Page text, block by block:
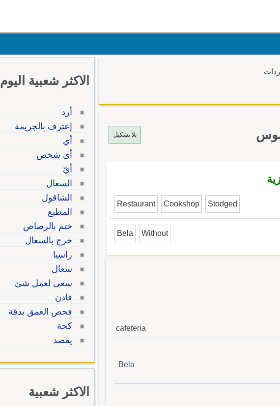
بلا تشكيل
Restaurant Cookshop Stodged
Bela Without
cafeteria
Bela
الاكثر شعبية اليوم
أرد
إعترف بالجريمة
أي
أى شخص
أيّ
السعال
الشاقول
المطيع
ختم بالرصاص
خرج بالسعال
راسيا
سعال
سعى لعمل شئ
فادن
فحص العمق بدقة
كحة
يقصد
الاكثر شعبية